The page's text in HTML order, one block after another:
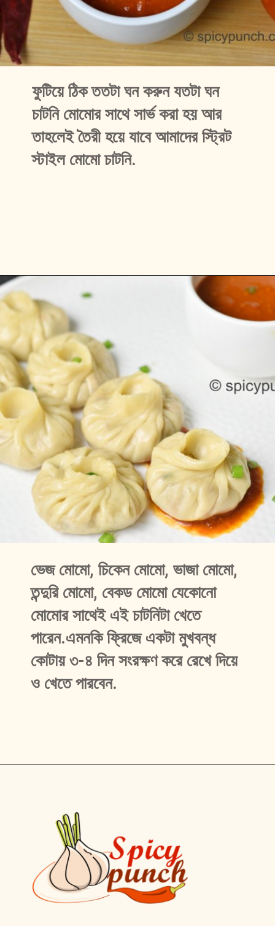
ফুটিয়ে ঠিক ততটা ঘন করুন যতটা ঘন
চাটনি মোমোর সাথে সার্ভ করা হয় আর
তাহলেই তৈরী হয়ে যাবে আমাদের স্ট্রিট
স্টাইল মোমো চাটনি.
ভেজ মোমো, চিকেন মোমো, ভাজা মোমো,
তন্দুরি মোমো, বেকড মোমো যেকোনো
মোমোর সাথেই এই চাটনিটা খেতে
পারেন.এমনকি ফ্রিজে একটা মুখবন্ধ
কোটায় ৩-৪ দিন সংরক্ষণ করে রেখে দিয়ে
ও খেতে পারবেন.